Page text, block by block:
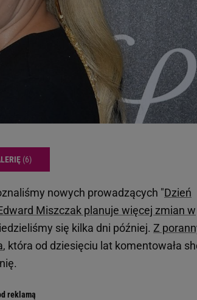
(6)
nowych prowadzących "Dzień
Miszczak planuje więcej zmian w
się kilka dni później. Z
, która od dziesięciu lat komentowała